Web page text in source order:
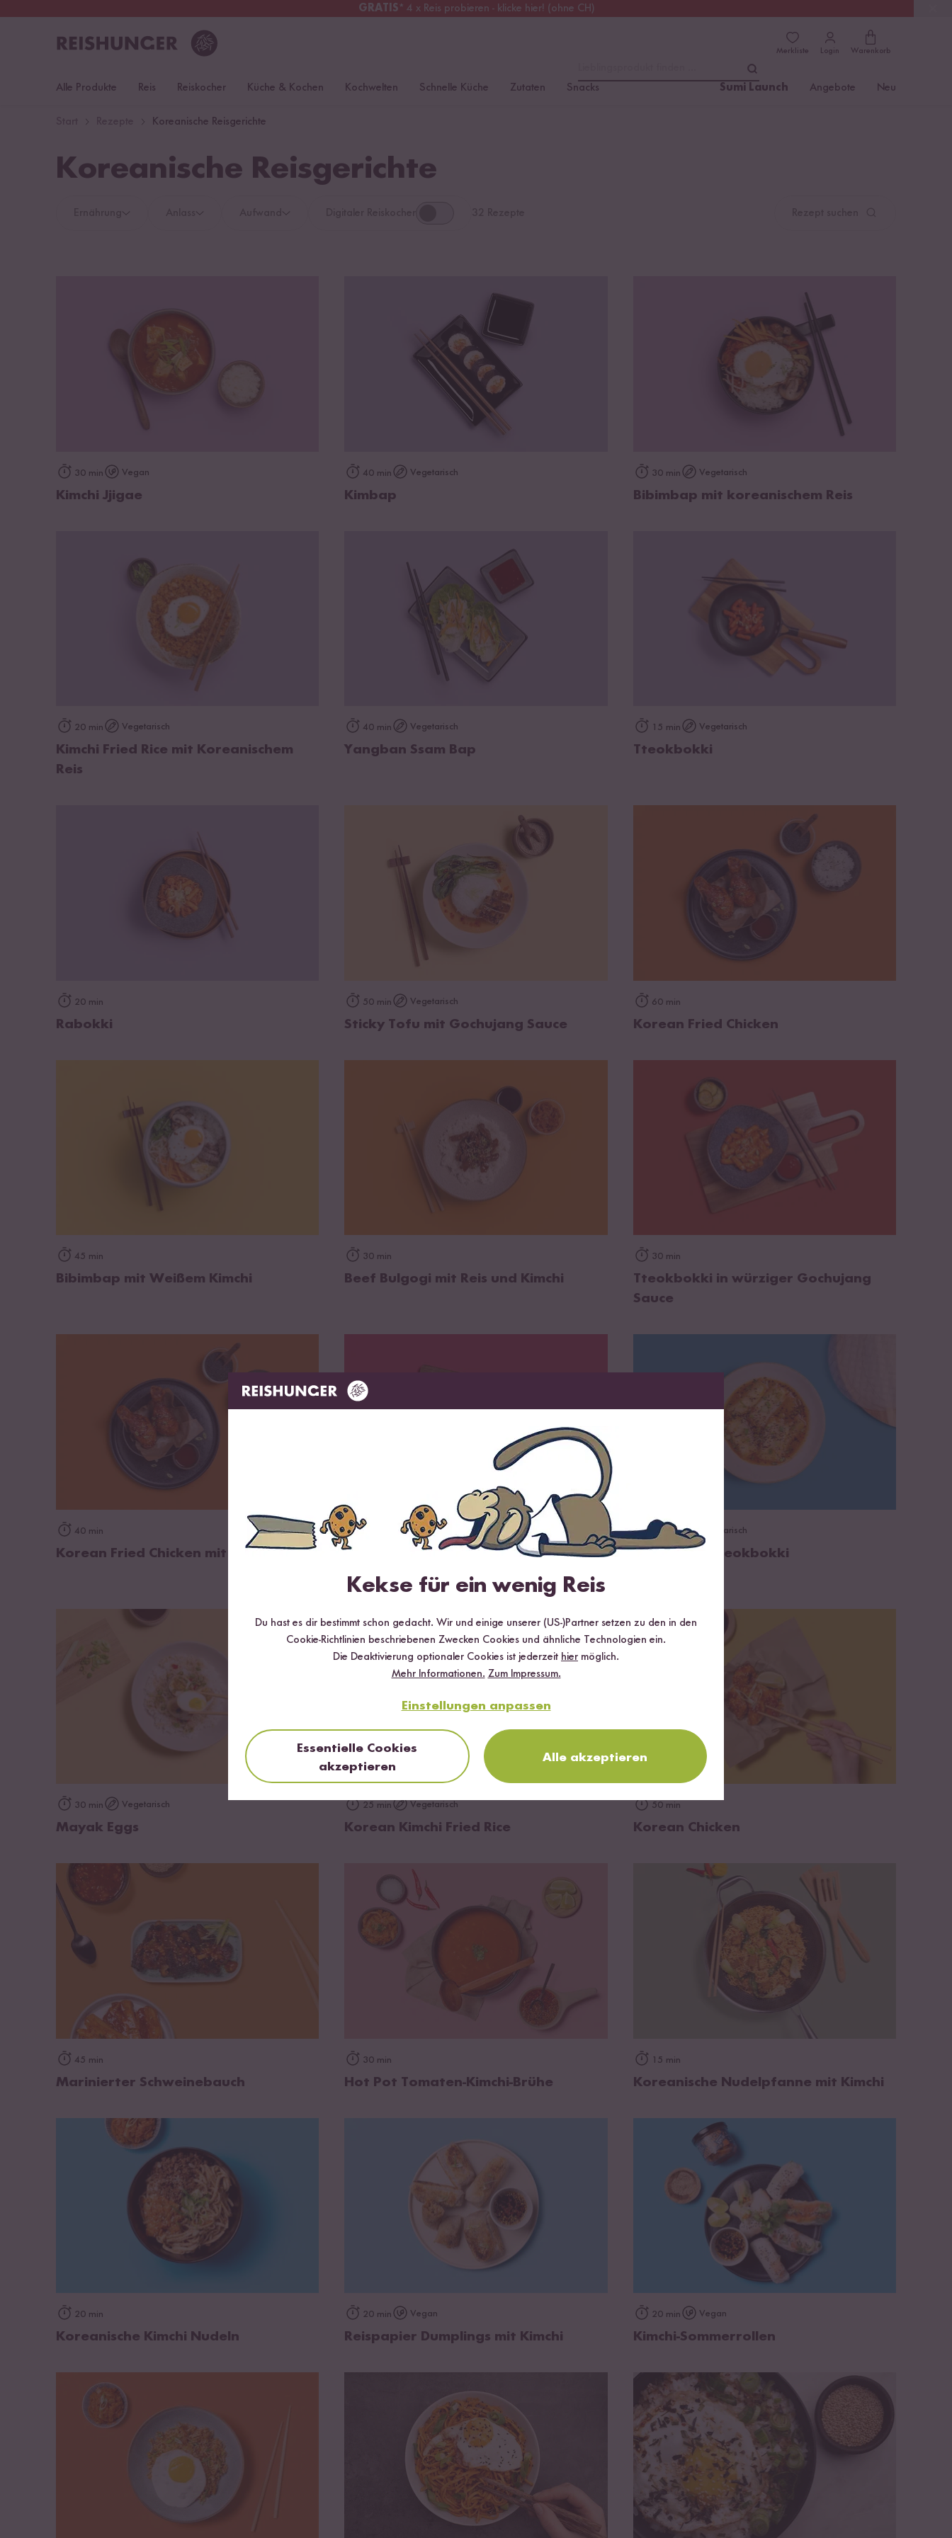
GRATIS* 4 x Reis probieren - klicke hier! (ohne CH)
Kostenloser Versand
Merkliste Login Warenkorb
Alle Produkte Reis Reiskocher Küche & Kochen Kochwelten Schnelle Küche Zutaten Snacks Sumi Launch Angebote Neu
Koreanische Reisgerichte
Koreanische Reisgerichte
30 min Vegan
Kimchi Jjigae
40 min Vegetarisch
Kimbap
30 min Vegetarisch
Bibimbap mit koreanischem Reis
20 min Vegetarisch
Kimchi Fried Rice mit Koreanischem
Reis
40 min Vegetarisch
Yangban Ssam Bap
15 min Vegetarisch
Tteokbokki
20 min
Rabokki
50 min Vegetarisch
Sticky Tofu mit Gochujang Sauce
60 min
Korean Fried Chicken
45 min
Bibimbap mit Weißem Kimchi
30 min
Beef Bulgogi mit Reis und Kimchi
30 min
Tteokbokki in würziger Gochujang
Sauce
zum Rezept
40 min
Korean Fried Chicken mit Reis
zum Rezept
35 min
Soy Garlic Chicken mit Reis und wildem
Brokkoli
35 min Vegetarisch
Reispapier Tteokbokki
zum Rezept
30 min Vegetarisch
Mayak Eggs
zum Rezept
25 min Vegetarisch
Korean Kimchi Fried Rice
50 min
Korean Chicken
45 min
Marinierter Schweinebauch
30 min
Hot Pot Tomaten-Kimchi-Brühe
15 min
Koreanische Nudelpfanne mit Kimchi
20 min
Koreanische Kimchi Nudeln
20 min Vegan
Reispapier Dumplings mit Kimchi
20 min Vegan
Kimchi-Sommerrollen
Kekse für ein wenig Reis
Du hast es dir bestimmt schon gedacht. Wir und einige unserer (US-)Partner setzen zu den in den
Cookie-Richtlinien beschriebenen Zwecken Cookies und ähnliche Technologien ein.
Die Deaktivierung optionaler Cookies ist jederzeit hier möglich.
Mehr Informationen. Zum Impressum.
Einstellungen anpassen
Essentielle Cookies
akzeptieren
Alle akzeptieren